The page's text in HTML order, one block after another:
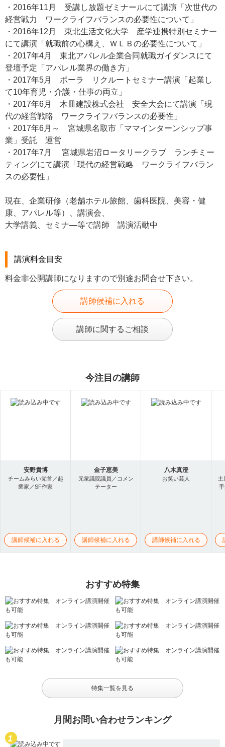
・2016年11月 受講し放題ゼミナールにて講演「次世代の
経営戦力 ワークライフバランスの必要性について」
・2016年12月 東北生活文化大学 産学連携特別セミナー
にて講演「就職前の心構え、ＷＬＢの必要性について」
・2017年4月 東北アパレル企業合同就職ガイダンスにて
登壇予定「アパレル業界の働き方」
・2017年5月 ポーラ リクルートセミナー講演「起業し
て10年育児・介護・仕事の両立」
・2017年6月 木皿建設株式会社 安全大会にて講演「現
代の経営戦略 ワークライフバランスの必要性」
・2017年6月～ 宮城県名取市「ママインターンシップ事
業」受託 運営
・2017年7月 宮城県岩沼ロータリークラブ ランチミー
ティングにて講演「現代の経営戦略 ワークライフバラン
スの必要性」
現在、企業研修（老舗ホテル旅館、歯科医院、美容・健
康、アパレル等）、講演会、
大学講義、セミナ―等で講師 講演活動中
講演料金目安
料金非公開講師になりますので別途お問合せ下さい。
講師候補に入れる
講師に関するご相談
今注目の講師
安野貴博
チームみらい党首／起
業家／SF作家
講師候補に入れる
金子恵美
元衆議院議員／コメン
テーター
講師候補に入れる
八木真澄
お笑い芸人
講師候補に入れる
土
おすすめ特集
特集一覧を見る
月間お問い合わせランキング